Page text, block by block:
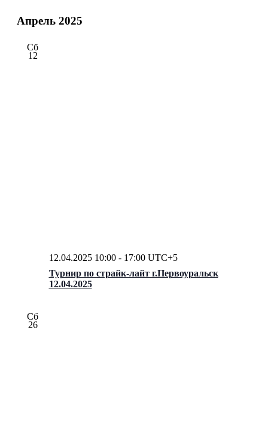
Апрель 2025
Сб
12
Турнир по страйк-лайт г.Первоуральск
12.04.2025
12.04.2025 10:00- 17:00 UTC+5
Сб
26